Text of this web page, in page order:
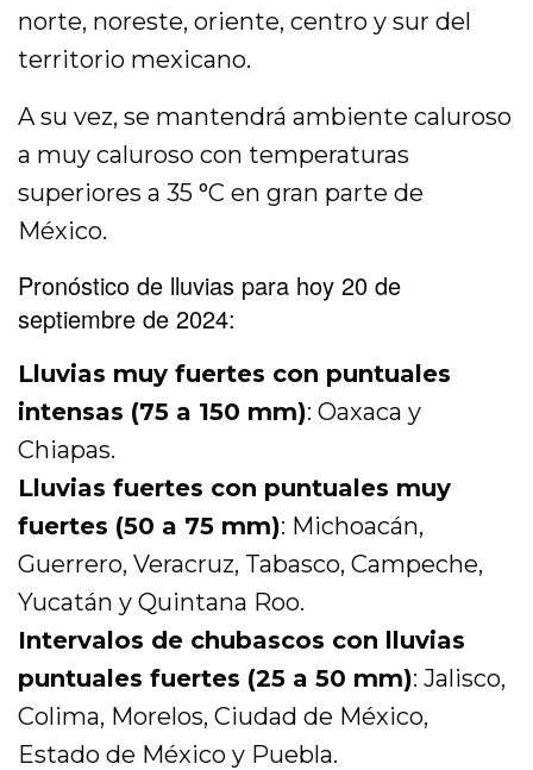
norte, noreste, oriente, centro y sur del
territorio mexicano.
A su vez, se mantendrá ambiente caluroso
a muy caluroso con temperaturas
superiores a 35 °C en gran parte de
México.
Pronóstico de lluvias para hoy 20 de
septiembre de 2024:
Lluvias muy fuertes con puntuales
intensas (75 a 150 mm): Oaxaca y
Chiapas.
Lluvias fuertes con puntuales muy
fuertes (50 a 75 mm): Michoacán,
Guerrero, Veracruz, Tabasco, Campeche,
Yucatán y Quintana Roo.
Intervalos de chubascos con lluvias
puntuales fuertes (25 a 50 mm): Jalisco,
Colima, Morelos, Ciudad de México,
Estado de México y Puebla.